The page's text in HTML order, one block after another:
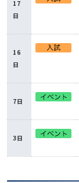
17
日
16
日
7日
3日